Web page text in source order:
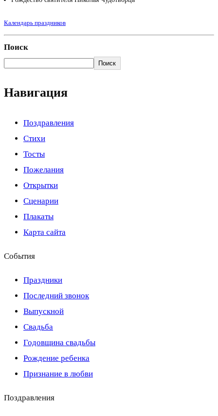
Календарь праздников
Поиск
Поиск
Навигация
Поздравления
Стихи
Тосты
Пожелания
Открытки
Сценарии
Плакаты
Карта сайта
События
Праздники
Последний звонок
Выпускной
Свадьба
Годовщина свадьбы
Рождение ребенка
Признание в любви
Поздравления